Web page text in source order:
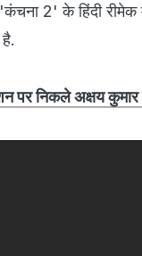
'कंचना 2' के हिंदी
पर निकले अक्षय